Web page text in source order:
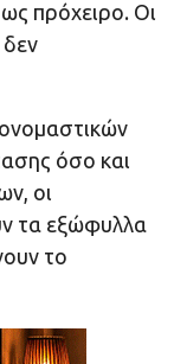
πρόχειρο. Οι
όσο και
οι
τα εξώφυλλα
το